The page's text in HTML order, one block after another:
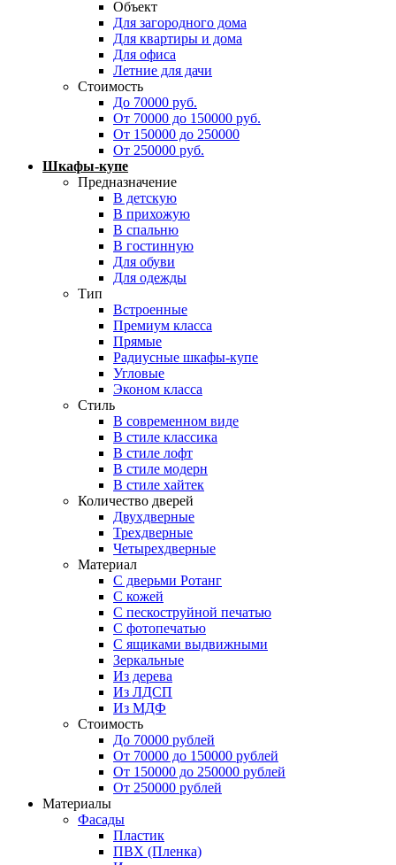
Объект
Для загородного дома
Для квартиры и дома
Для офиса
Летние для дачи
Стоимость
До 70000 руб.
От 70000 до 150000 руб.
От 150000 до 250000
От 250000 руб.
Шкафы-купе
Предназначение
В детскую
В прихожую
В спальню
В гостинную
Для обуви
Для одежды
Тип
Встроенные
Премиум класса
Прямые
Радиусные шкафы-купе
Угловые
Эконом класса
Стиль
В современном виде
В стиле классика
В стиле лофт
В стиле модерн
В стиле хайтек
Количество дверей
Двухдверные
Трехдверные
Четырехдверные
Материал
C дверьми Ротанг
C кожей
C пескоструйной печатью
C фотопечатью
C ящиками выдвижными
Зеркальные
Из дерева
Из ЛДСП
Из МДФ
Стоимость
До 70000 рублей
От 70000 до 150000 рублей
От 150000 до 250000 рублей
От 250000 рублей
Материалы
Фасады
Пластик
ПВХ (Пленка)